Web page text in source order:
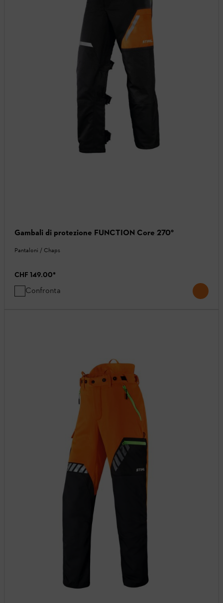
Gambali di protezione FUNCTION Core 270°
Pantaloni / Chaps
CHF 149.00*
Confronta